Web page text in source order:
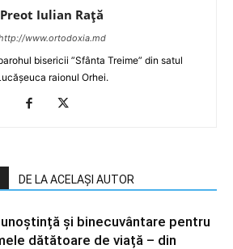
Preot Iulian Raţă
www.ortodoxia.md
bisericii ”Sfânta Treime” din satul
raionul Orhei.
DE LA ACELAȘI AUTOR
și binecuvântare pentru
dătătoare de viață – din